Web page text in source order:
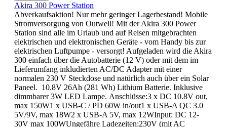
Akira 300 Power Station
Abverkaufsaktion! Nur mehr geringer Lagerbestand! Mobile
Stromversorgung von Outwell! Mit der Akira 300 Power
Station sind alle im Urlaub und auf Reisen mitgebrachten
elektrischen und elektronischen Geräte - vom Handy bis zur
elektrischen Luftpumpe - versorgt! Aufgeladen wird die Akira
300 einfach über die Autobatterie (12 V) oder mit dem im
Lieferumfang inkludierten AC/DC Adapter mit einer
normalen 230 V Steckdose und natürlich auch über ein Solar
Paneel. 10.8V 26Ah (281 Wh) Lithium Batterie. Inklusive
dimmbarer 3W LED Lampe. Anschlüsse:3 x DC 10.8V out,
max 150W1 x USB-C / PD 60W in/out1 x USB-A QC 3.0
5V/9V, max 18W2 x USB-A 5V, max 12WInput: DC 12-
30V max 100WUngefähre Ladezeiten:230V (mit AC